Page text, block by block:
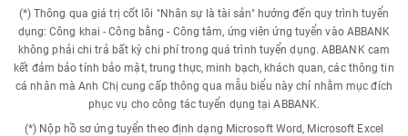
(*) Thông qua giá trị cốt lõi "Nhân sự là tài sản" hướng đến quy trình tuyển
dụng: Công khai - Công bằng - Công tâm, ứng viên ứng tuyển vào ABBANK
không phải chi trả bất kỳ chi phí trong quá trình tuyển dụng. ABBANK cam
kết đảm bảo tính bảo mật, trung thực, minh bạch, khách quan, các thông tin
cá nhân mà Anh Chị cung cấp thông qua mẫu biểu này chỉ nhằm mục đích
phục vụ cho công tác tuyển dụng tại ABBANK.
(*) Nộp hồ sơ ứng tuyển theo định dạng Microsoft Word, Microsoft Excel